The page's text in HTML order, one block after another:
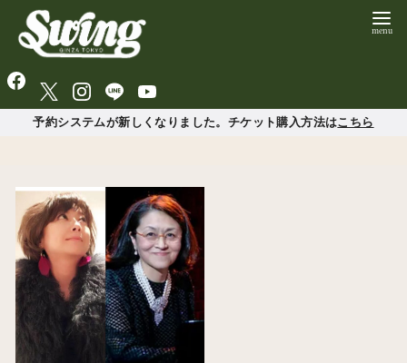
予約システムが新しくなりました。チケット購入方法はこちら